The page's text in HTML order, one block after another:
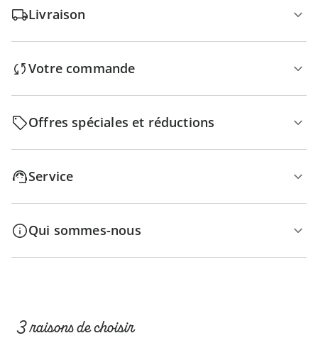
Livraison
Votre commande
Offres spéciales et réductions
Service
Qui sommes-nous
3 raisons de choisir